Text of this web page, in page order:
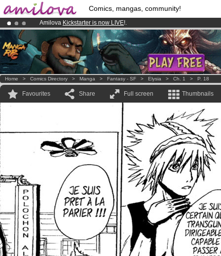
Comics, mangas, community!
Amilova Kickstarter is now LIVE!.
Premium membership from3.95 eurosper month !Get membership
Already 100000 membersand 1000 comics & mangas!.
Home > Comics Directory > Manga > Fantasy - SF > Elysia > Ch. 1 > P. 18
Favourites Share Full screen Thumbnails